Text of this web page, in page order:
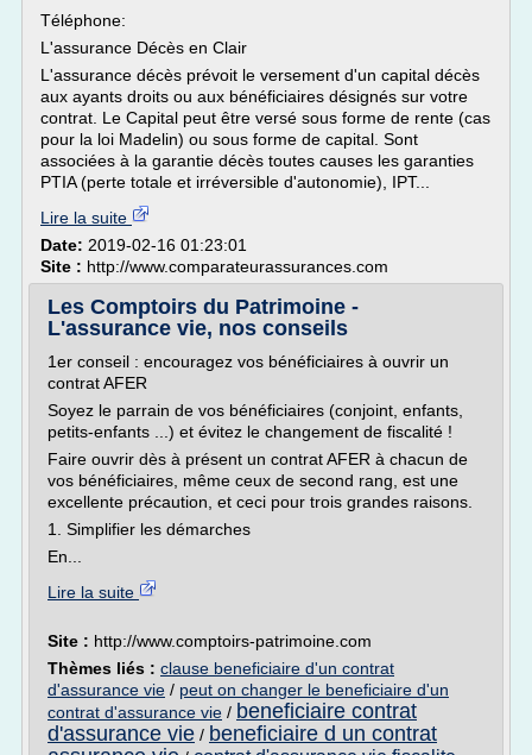
Téléphone:
L'assurance Décès en Clair
L'assurance décès prévoit le versement d'un capital décès
aux ayants droits ou aux bénéficiaires désignés sur votre
contrat. Le Capital peut être versé sous forme de rente (cas
pour la loi Madelin) ou sous forme de capital. Sont
associées à la garantie décès toutes causes les garanties
PTIA (perte totale et irréversible d'autonomie), IPT...
Lire la suite
Date: 2019-02-16 01:23:01
Site : http://www.comparateurassurances.com
Les Comptoirs du Patrimoine -
L'assurance vie, nos conseils
1er conseil : encouragez vos bénéficiaires à ouvrir un
contrat AFER
Soyez le parrain de vos bénéficiaires (conjoint, enfants,
petits-enfants ...) et évitez le changement de fiscalité !
Faire ouvrir dès à présent un contrat AFER à chacun de
vos bénéficiaires, même ceux de second rang, est une
excellente précaution, et ceci pour trois grandes raisons.
1. Simplifier les démarches
En...
Lire la suite
Site : http://www.comptoirs-patrimoine.com
Thèmes liés : clause beneficiaire d'un contrat
d'assurance vie / peut on changer le beneficiaire d'un
contrat d'assurance vie / beneficiaire contrat
d'assurance vie / beneficiaire d un contrat